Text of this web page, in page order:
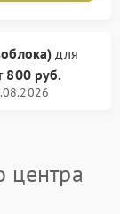
для
800 руб.
центра